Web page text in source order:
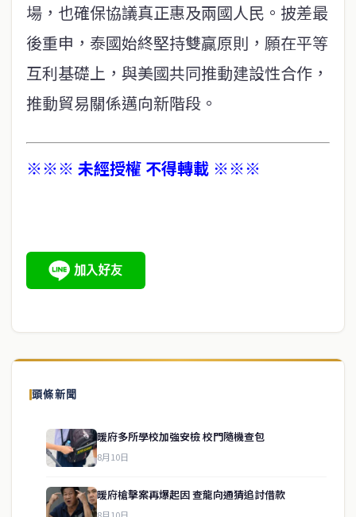
場，也確保協議真正惠及兩國人民。披差最
後重申，泰國始終堅持雙贏原則，願在平等
互利基礎上，與美國共同推動建設性合作，
推動貿易關係邁向新階段。
※※※ 未經授權 不得轉載 ※※※
頭條新聞
暖府多所學校加強安檢 校門隨機查包
8月10日
暖府槍擊案再爆起因 查龍向通猜追討借款
8月10日